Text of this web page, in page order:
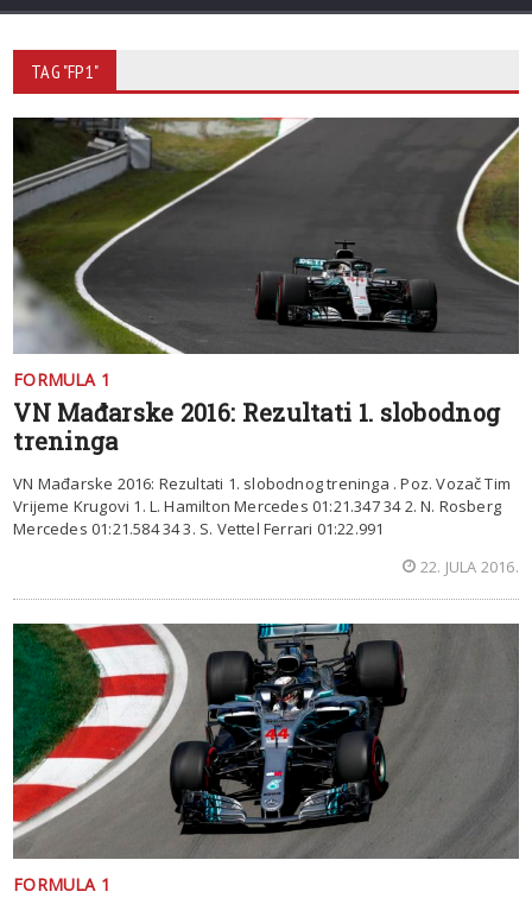
TAG "FP1"
FORMULA 1
VN Mađarske 2016: Rezultati 1. slobodnog
treninga
VN Mađarske 2016: Rezultati 1. slobodnog treninga . Poz. Vozač Tim
Vrijeme Krugovi 1. L. Hamilton Mercedes 01:21.347 34 2. N. Rosberg
Mercedes 01:21.584 34 3. S. Vettel Ferrari 01:22.991
22. JULA 2016.
FORMULA 1